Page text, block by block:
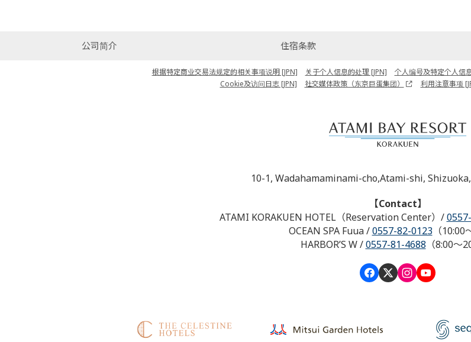
公司简介 住宿条款
根据特定商业交易法规定的相关事项说明 [JPN] 关于个人信息的处理 [JPN] 个人编号及特定个人信
Cookie及访问日志 [JPN]
社交媒体政策（东京巨蛋集团） 利用注意事项
10-1, Wadahamaminami-cho,Atami-shi,
【Contact】
ATAMI KORAKUEN HOTEL（Reservation Center） /
OCEAN SPA Fuua/ 0557-82-0123（10:00
HARBOR’S W/ 0557-81-4688 （8:00～